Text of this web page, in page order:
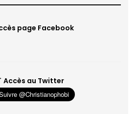
page Facebook
Accès au Twitter